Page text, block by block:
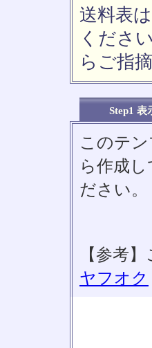
送料表
くださ
らご指
Step1 表
このテ
ら作成
ださい。
【参考
ヤフオク